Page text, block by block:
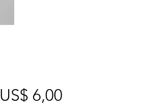
US$ 6,00Preço